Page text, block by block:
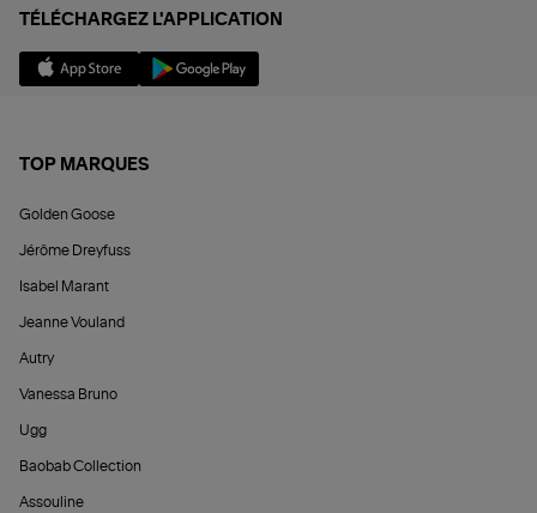
TÉLÉCHARGEZ L'APPLICATION
TOP MARQUES
Golden Goose
Jérôme Dreyfuss
Isabel Marant
Jeanne Vouland
Autry
Vanessa Bruno
Ugg
Baobab Collection
Assouline